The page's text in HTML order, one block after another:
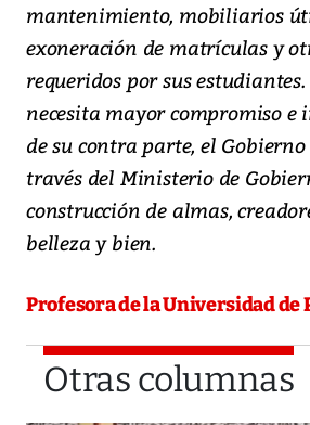
mantenimiento, mobiliarios
exoneración de matrículas y
requeridos por sus estudiantes.
necesita mayor compromiso
de su contra parte, el
través del Ministerio de
construcción de almas,
belleza y bien.
Profesora de la Universidad de
Otras columnas